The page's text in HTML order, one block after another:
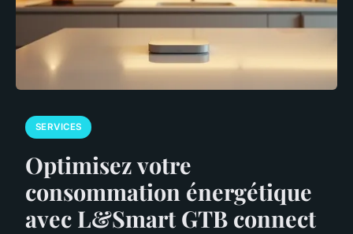
SERVICES
Optimisez votre
consommation énergétique
avec L&Smart GTB connect